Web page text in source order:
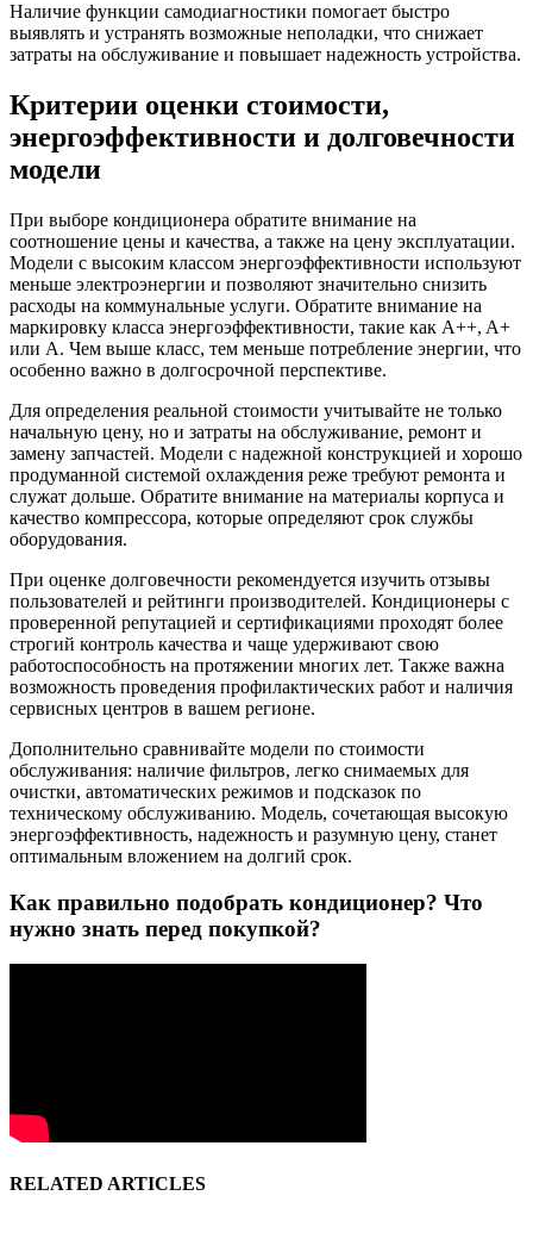
Наличие функции самодиагностики помогает быстро
выявлять и устранять возможные неполадки, что снижает
затраты на обслуживание и повышает надежность устройства.
Критерии оценки стоимости,
энергоэффективности и долговечности
модели
При выборе кондиционера обратите внимание на
соотношение цены и качества, а также на цену эксплуатации.
Модели с высоким классом энергоэффективности используют
меньше электроэнергии и позволяют значительно снизить
расходы на коммунальные услуги. Обратите внимание на
маркировку класса энергоэффективности, такие как A++, A+
или A. Чем выше класс, тем меньше потребление энергии, что
особенно важно в долгосрочной перспективе.
Для определения реальной стоимости учитывайте не только
начальную цену, но и затраты на обслуживание, ремонт и
замену запчастей. Модели с надежной конструкцией и хорошо
продуманной системой охлаждения реже требуют ремонта и
служат дольше. Обратите внимание на материалы корпуса и
качество компрессора, которые определяют срок службы
оборудования.
При оценке долговечности рекомендуется изучить отзывы
пользователей и рейтинги производителей. Кондиционеры с
проверенной репутацией и сертификациями проходят более
строгий контроль качества и чаще удерживают свою
работоспособность на протяжении многих лет. Также важна
возможность проведения профилактических работ и наличия
сервисных центров в вашем регионе.
Дополнительно сравнивайте модели по стоимости
обслуживания: наличие фильтров, легко снимаемых для
очистки, автоматических режимов и подсказок по
техническому обслуживанию. Модель, сочетающая высокую
энергоэффективность, надежность и разумную цену, станет
оптимальным вложением на долгий срок.
Как правильно подобрать кондиционер? Что
нужно знать перед покупкой?
RELATED ARTICLES